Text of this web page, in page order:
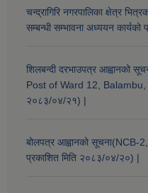
चन्द्रागिरि नगरपालिका क्षेत्र
सम्बन्धी सम्भावना अध्ययन कार्यको
शिलबन्दी दरभाउपत्र आह्वानको
Post of Ward 12, Balambu,
२०८३/०४/२१) |
बोलपत्र आह्वानको
प्रकाशित मिति २०८३/०४/२०) |